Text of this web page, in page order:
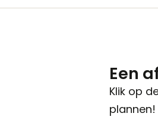
Een
Klik op
plannen!